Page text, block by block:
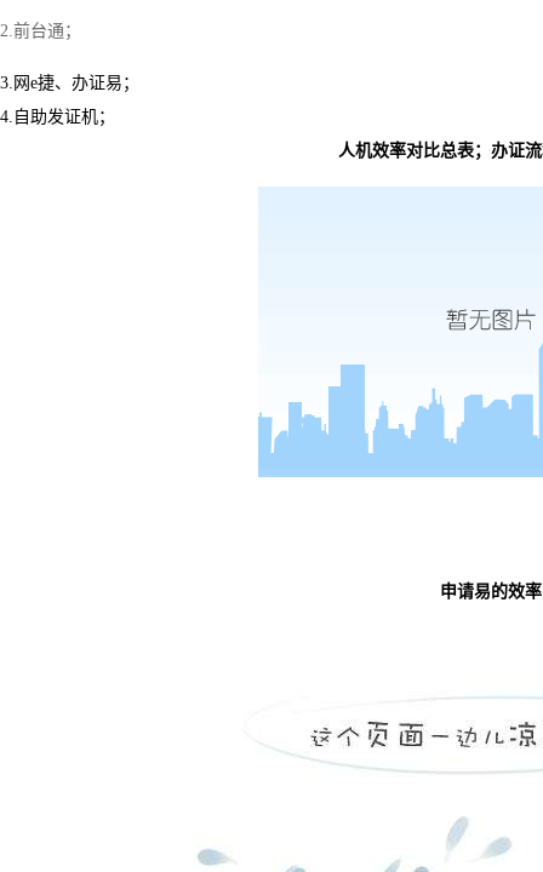
2.前台通；
3.网 e捷、办证易；
4.自助发证机；
人机效率对比总表； 办证
申请易的效率